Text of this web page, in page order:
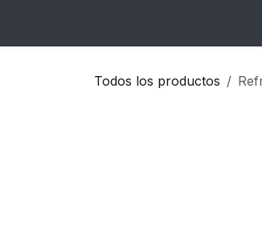
Todos los productos